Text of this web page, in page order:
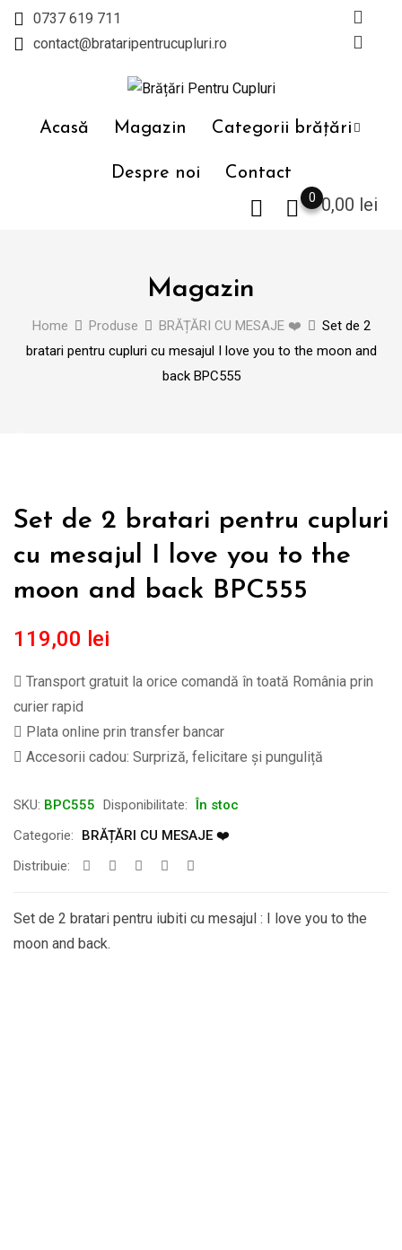
Skip
0737 619 711
contact@brataripentrucupluri.ro
Acasă Magazin Categorii brățări
Despre noi Contact
0,00 lei
0
Magazin
Home Produse BRĂȚĂRI CU MESAJE ❤️
Set de 2
bratari pentru cupluri cu mesajul I love you to the moon and
back BPC555
Set de 2 bratari pentru cupluri
cu mesajul I love you to the
moon and back BPC555
119,00 lei
Transport gratuit la orice comandă în toată România prin
curier rapid
Plata online prin transfer bancar
Accesorii cadou: Surpriză, felicitare și punguliță
SKU: BPC555 Disponibilitate: În stoc
Categorie:
BRĂȚĂRI CU MESAJE ❤️
Distribuie:
Set de 2 bratari pentru iubiti cu mesajul : I love you to the
moon and back.